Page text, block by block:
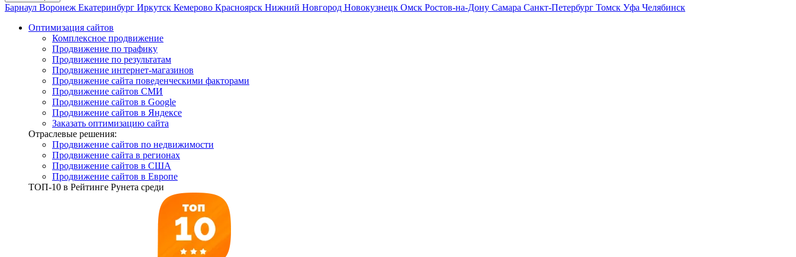
Барнаул Воронеж Екатеринбург Иркутск Кемерово Красноярск Нижний Новгород Новокузнецк Омск Ростов-на-Дону Самара Санкт-Петербург Томск Уфа Челябинск
Оптимизация сайтов
Комплексное продвижение
Продвижение по трафику
Продвижение по результатам
Продвижение интернет-магазинов
Продвижение сайта поведенческими факторами
Продвижение сайтов СМИ
Продвижение сайтов в Google
Продвижение сайтов в Яндексе
Заказать оптимизацию сайта
Отраслевые решения:
Продвижение сайтов по недвижимости
Продвижение сайта в регионах
Продвижение сайтов в США
Продвижение сайтов в Европе
ТОП-10 в Рейтинге Рунета среди